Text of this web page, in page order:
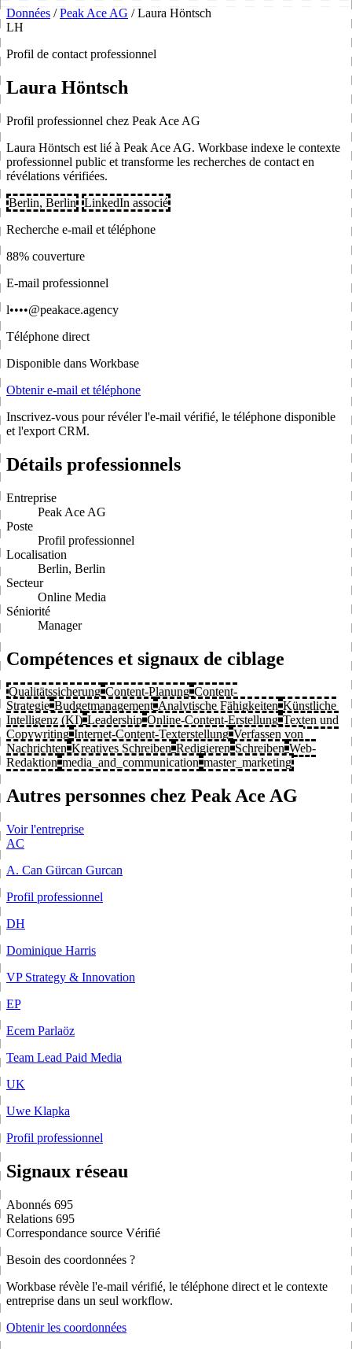
Données / Peak Ace AG / Laura Höntsch
LH
Profil de contact professionnel
Laura Höntsch
Profil professionnel chez Peak Ace AG
Laura Höntsch est lié à Peak Ace AG. Workbase indexe le contexte
professionnel public et transforme les recherches de contact en
révélations vérifiées.
Berlin, Berlin
LinkedIn associé
Recherche e-mail et téléphone
88% couverture
E-mail professionnel
l••••@peakace.agency
Téléphone direct
Disponible dans Workbase
Obtenir e-mail et téléphone
Inscrivez-vous pour révéler l'e-mail vérifié, le téléphone disponible
et l'export CRM.
Détails professionnels
Entreprise
Peak Ace AG
Poste
Profil professionnel
Localisation
Berlin, Berlin
Secteur
Online Media
Séniorité
Manager
Compétences et signaux de ciblage
Qualitätssicherung Content-Planung Content-
Strategie Budgetmanagement Analytische Fähigkeiten Künstliche
Intelligenz (KI) Leadership Online-Content-Erstellung Texten und
Copywriting Internet-Content-Texterstellung Verfassen von
Nachrichten Kreatives Schreiben Redigieren Schreiben Web-
Redaktion media_and_communication master_marketing
Autres personnes chez Peak Ace AG
Voir l'entreprise
AC
A. Can Gürcan Gurcan
Profil professionnel
DH
Dominique Harris
VP Strategy & Innovation
EP
Ecem Parlaöz
Team Lead Paid Media
UK
Uwe Klapka
Profil professionnel
Signaux réseau
Abonnés 695
Relations 695
Correspondance source Vérifié
Besoin des coordonnées ?
Workbase révèle l'e-mail vérifié, le téléphone direct et le contexte
entreprise dans un seul workflow.
Obtenir les coordonnées